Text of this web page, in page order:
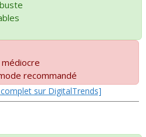
recommandé
sur DigitalTrends]